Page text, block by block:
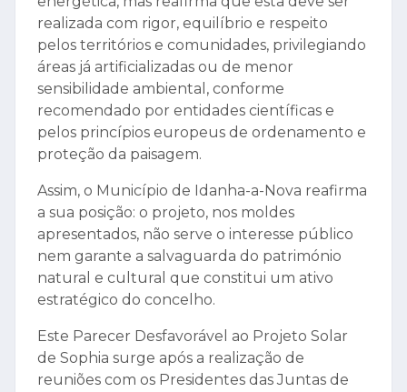
realizada com rigor, equilíbrio e respeito
pelos territórios e comunidades, privilegiando
áreas já artificializadas ou de menor
sensibilidade ambiental, conforme
recomendado por entidades científicas e
pelos princípios europeus de ordenamento e
proteção da paisagem.
Assim, o Município de Idanha-a-Nova reafirma
a sua posição: o projeto, nos moldes
apresentados, não serve o interesse público
nem garante a salvaguarda do património
natural e cultural que constitui um ativo
estratégico do concelho.
Este Parecer Desfavorável ao Projeto Solar
de Sophia surge após a realização de
reuniões com os Presidentes das Juntas de